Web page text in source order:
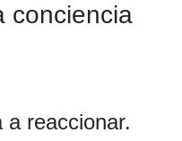
conciencia
a reaccionar.